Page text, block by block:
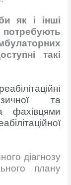
як і інші
такі
та
фахівцями
діагнозу
плану